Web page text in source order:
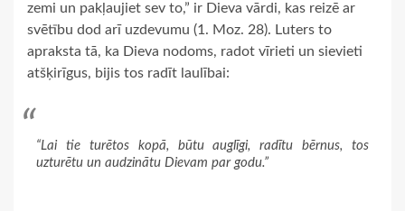
zemi un pakļaujiet sev to,” ir Dieva vārdi, kas reizē ar
svētību dod arī uzdevumu (1. Moz. 28). Luters to
apraksta tā, ka Dieva nodoms, radot vīrieti un sievieti
atšķirīgus, bijis tos radīt laulībai:
“Lai tie turētos kopā, būtu auglīgi, radītu bērnus, tos
uzturētu un audzinātu Dievam par godu.”